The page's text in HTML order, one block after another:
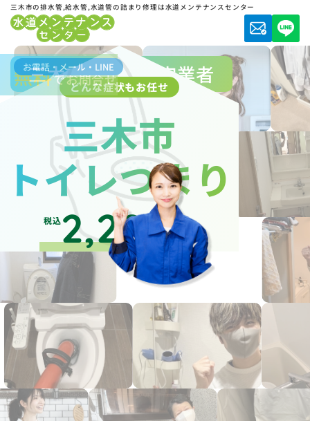
三木市の排水管,給水管,水道管の詰まり修理は水道メンテナンスセンター
三木市水道局指定業者
どんな症状もお任せ
三木市
トイレつまり
税込2,200円～
お電話・メール・LINE
無料でお問合せ